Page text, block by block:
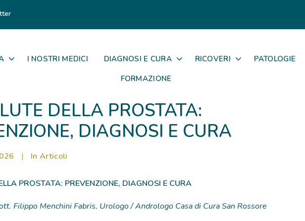
I NOSTRI MEDICI DIAGNOSI E CURA RICOVERI PATOLOGIE
FORMAZIONE
DELLA PROSTATA:
DIAGNOSI E CURA
| InArticoli
PROSTATA: PREVENZIONE, DIAGNOSI E CURA
Filippo Menchini Fabris, Urologo / Andrologo Casa di Cura San Rossore